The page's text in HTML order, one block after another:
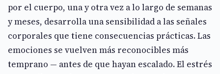
por el cuerpo, una y otra vez a lo largo de semanas
y meses, desarrolla una sensibilidad a las señales
corporales que tiene consecuencias prácticas. Las
emociones se vuelven más reconocibles más
temprano — antes de que hayan escalado. El estrés